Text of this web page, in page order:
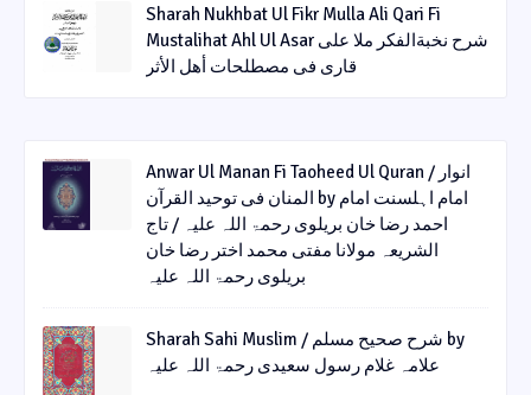
Sharah Nukhbat Ul Fikr Mulla Ali Qari Fi
Mustalihat Ahl Ul Asar شرح نخبةالفکر ملا علی
قاری فی مصطلحات أھل الأثر
Anwar Ul Manan Fi Taoheed Ul Quran / انوار
المنان فی توحید القرآن by امام اہلسنت امام
احمد رضا خان بریلوی رحمۃ اللہ علیہ / تاج
الشریعہ مولانا مفتی محمد اختر رضا خان
بریلوی رحمۃ اللہ علیہ
Sharah Sahi Muslim / شرح صحیح مسلم by
علامہ غلام رسول سعیدی رحمۃ اللہ علیہ